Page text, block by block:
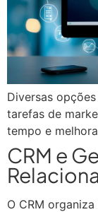
Diversas
tarefas de
tempo e
CRM e
O CRM